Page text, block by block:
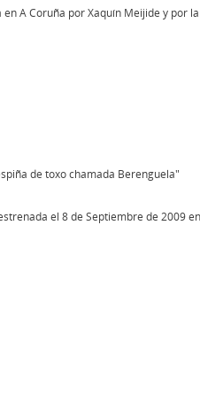
A Coruña por Xaquín Meijide y
de toxo chamada Berenguela"
el 8 de Septiembre de 2009